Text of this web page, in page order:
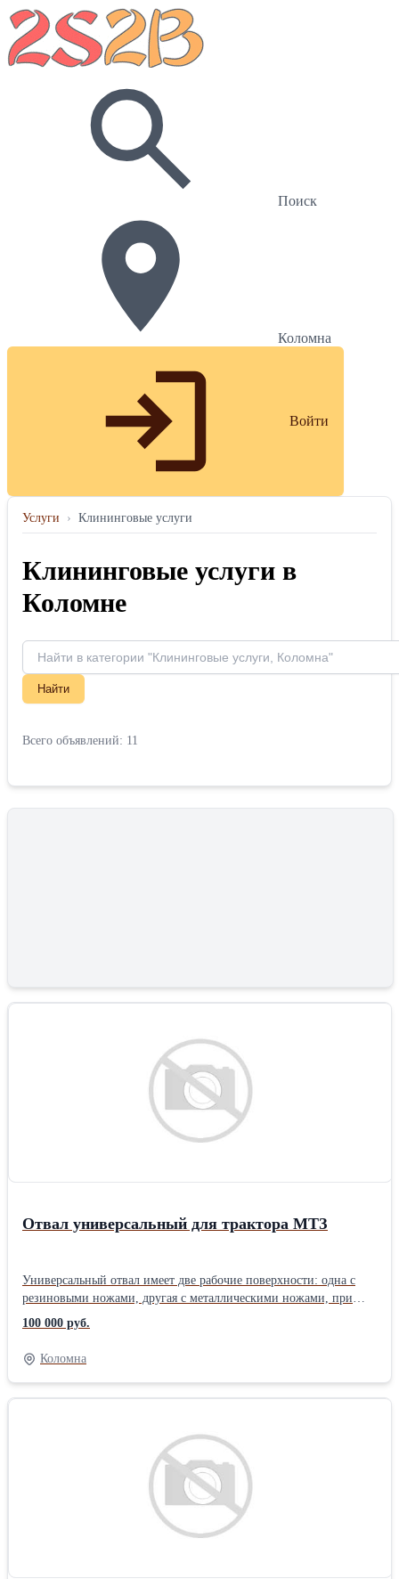
Поиск
Коломна
Войти
Услуги › Клининговые услуги
Клининговые услуги в
Коломне
Найти
Всего объявлений: 11
Отвал универсальный для трактора МТЗ
Универсальный отвал имеет две рабочие поверхности: одна с
резиновыми ножами, другая с металлическими ножами, при
необходимости лопату можно перевернуть. Позволит вам
выполнить различные виды задач, такие как: Уборка
свежевыпавшего снега и работы с другими сыпучими
материалами (сторона, оборудованная резиновыми ножами)
Осуществление лёгких планировочных работ, таких как: уборка
5-ти миллиметровой стали и снабжена рёбрами жёсткости. А
специальный компенсационный узел смягчает удар при наезде
оборудования в любую точку страны. Доставки товара по
Центральному округу осуществляются машинами нашей
компании. Своим постоянным клиентам мы готовы предложить
100 000 руб.
Коломна